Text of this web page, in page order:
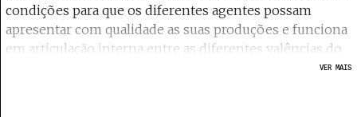
condições para que os diferentes agentes possam
apresentar com qualidade as suas produções e funciona
em articulação interna entre as diferentes valências do
espaço e, externamente, em articulação com os demais
VER MAIS